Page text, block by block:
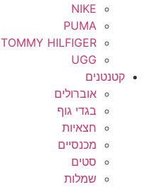
NIKE
PUMA
TOMMY HILFIGER
UGG
קטנטנים
אוברולים
בגדי גוף
חצאיות
מכנסיים
סטים
שמלות